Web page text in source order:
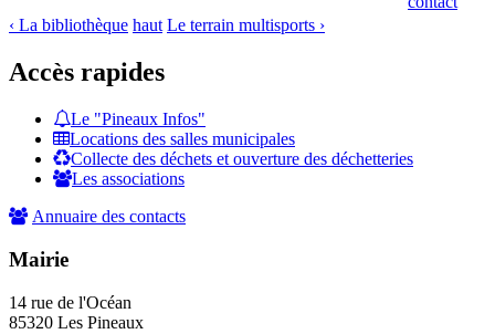
‹ La bibliothèque haut Le terrain multisports ›
Accès rapides
Le "Pineaux Infos"
Locations des salles municipales
Collecte des déchets et ouverture des déchetteries
Les associations
Annuaire des contacts
Mairie
14 rue de l'Océan
85320 Les Pineaux